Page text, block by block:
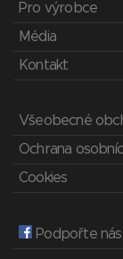
Pro výrobce
Média
Kontakt
Všeobecné
Ochrana
Cookies
Podpořte